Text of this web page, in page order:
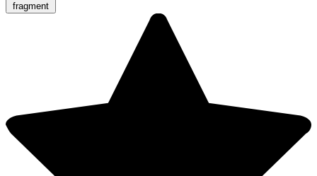
fragment